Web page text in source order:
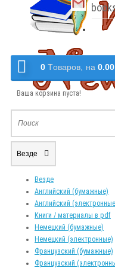
0 Tоваров, на
Ваша корзина пуста!
Везде
Везде
Английский (бумажные)
Английский
Книги / материалы в pdf
Немецкий (бумажные)
Немецкий (электронные)
Французский (бумажные)
Французский